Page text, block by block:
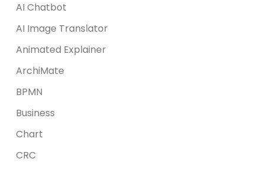
AI Chatbot
AI Image Translator
Animated Explainer
ArchiMate
BPMN
Business
Chart
CRC